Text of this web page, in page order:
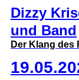
Dizzy
und Band
Der Klang